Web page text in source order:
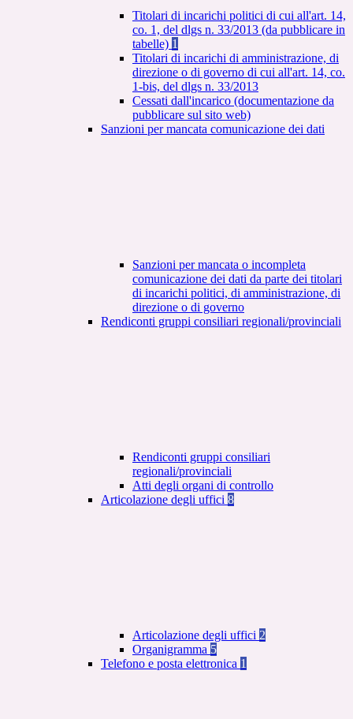
Titolari di incarichi politici di cui all'art. 14,
co. 1, del dlgs n. 33/2013 (da pubblicare in
tabelle) 1
Titolari di incarichi di amministrazione, di
direzione o di governo di cui all'art. 14, co.
1-bis, del dlgs n. 33/2013
Cessati dall'incarico (documentazione da
pubblicare sul sito web)
Sanzioni per mancata comunicazione dei dati
Sanzioni per mancata o incompleta
comunicazione dei dati da parte dei titolari
di incarichi politici, di amministrazione, di
direzione o di governo
Rendiconti gruppi consiliari regionali/provinciali
Rendiconti gruppi consiliari
regionali/provinciali
Atti degli organi di controllo
Articolazione degli uffici 8
Articolazione degli uffici 2
Organigramma 5
Telefono e posta elettronica 1